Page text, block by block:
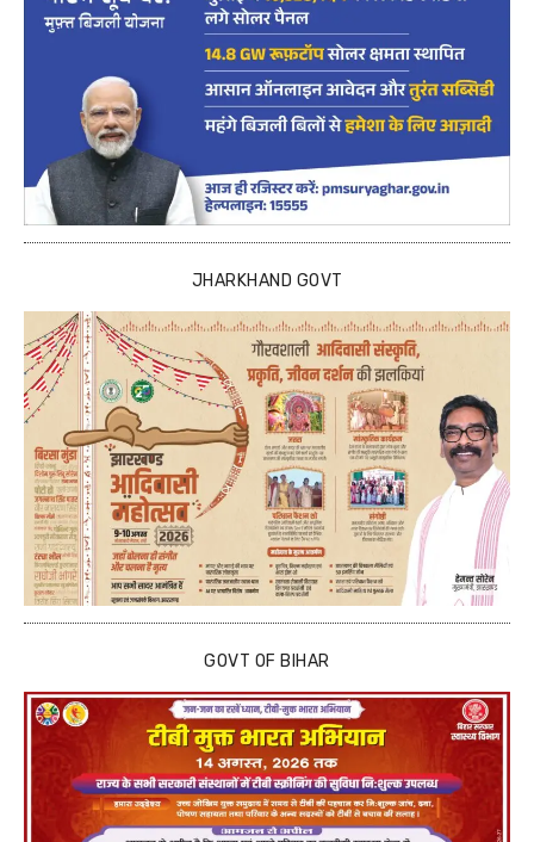
JHARKHAND GOVT
GOVT OF BIHAR